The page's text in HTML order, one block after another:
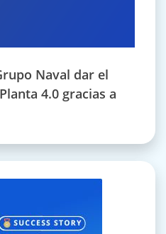
Naval dar el
4.0 gracias a